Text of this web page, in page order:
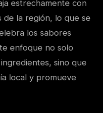
estrechamente con
la región, lo que se
los sabores
enfoque no solo
sino que
local y promueve